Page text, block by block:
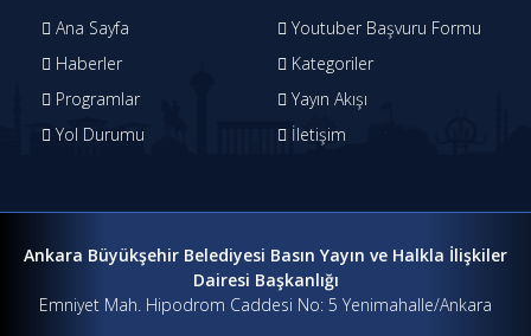
Ana Sayfa
Youtuber Başvuru Formu
Haberler
Kategoriler
Programlar
Yayın Akışı
Yol Durumu
İletişim
Ankara Büyükşehir Belediyesi Basın Yayın ve Halkla İlişkiler
Dairesi Başkanlığı
Emniyet Mah. Hipodrom Caddesi No: 5 Yenimahalle/Ankara